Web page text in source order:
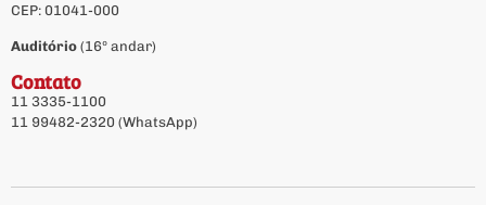
CEP: 01041-000
Auditório (16º andar)
Contato
11 3335-1100
11 99482-2320 (WhatsApp)